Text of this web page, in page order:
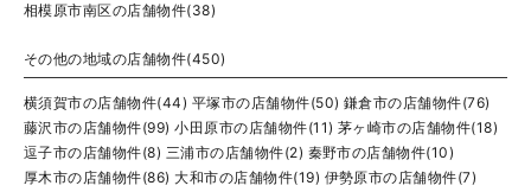
相模原市南区の店舗物件(38)
その他の地域の店舗物件(450)
横須賀市の店舗物件(44) 平塚市の店舗物件(50) 鎌倉市の店舗物件(76)
藤沢市の店舗物件(99) 小田原市の店舗物件(11) 茅ヶ崎市の店舗物件(18)
逗子市の店舗物件(8) 三浦市の店舗物件(2) 秦野市の店舗物件(10)
厚木市の店舗物件(86) 大和市の店舗物件(19) 伊勢原市の店舗物件(7)